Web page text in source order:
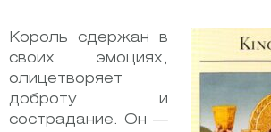
Король сдержан в
своих эмоциях,
олицетворяет
доброту и
сострадание. Он —